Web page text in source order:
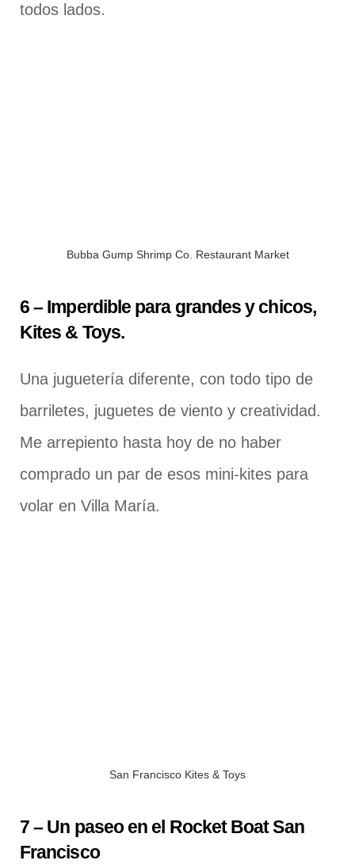
todos lados.
Bubba Gump Shrimp Co. Restaurant Market
6 – Imperdible para grandes y chicos,
Kites & Toys.
Una juguetería diferente, con todo tipo de
barriletes, juguetes de viento y creatividad.
Me arrepiento hasta hoy de no haber
comprado un par de esos mini-kites para
volar en Villa María.
San Francisco Kites & Toys
7 – Un paseo en el Rocket Boat San
Francisco